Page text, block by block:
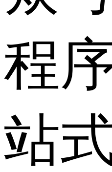
程
站